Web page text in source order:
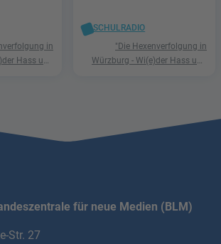
in
Hass und
SCHULRADIO
"Die Hexenverfolgung in
Würzburg - Wi(e)der Hass und
für neue Medien (BLM)
Str. 27